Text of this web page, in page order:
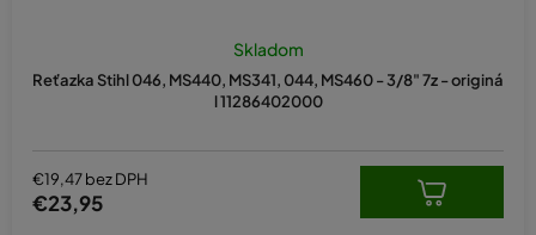
Reťazka Stihl 046, MS440, MS341, 044, MS460 - 3/8" 7z - originá
l 11286402000
Skladom
€19,47 bez DPH
€23,95